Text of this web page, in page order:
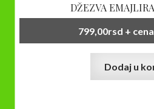
DŽEZVA
799,00rsd +
Dodaj u